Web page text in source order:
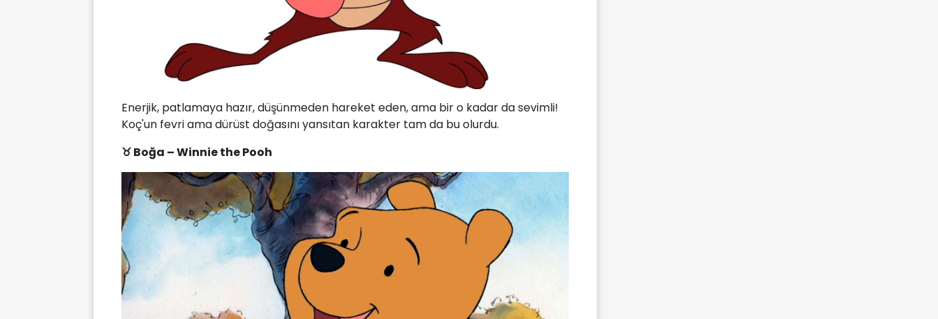
Enerjik, patlamaya hazır, düşünmeden hareket eden, ama bir o kadar da sevimli!
Koç'un fevri ama dürüst doğasını yansıtan karakter tam da bu olurdu.
♉ Boğa – Winnie the Pooh